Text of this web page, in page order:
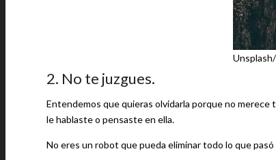
2. No te juzgues.
Entendemos que quieras olvidarla porque no
le hablaste o pensaste en ella.
No eres un robot que pueda eliminar todo lo que